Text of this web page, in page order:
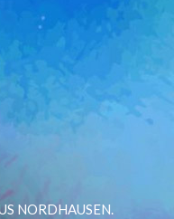
NORDHAUSEN.